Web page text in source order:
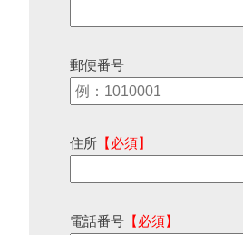
郵便番号
住所 【必須】
電話番号 【必須】